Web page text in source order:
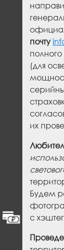
почту
(для
их
Будем
с